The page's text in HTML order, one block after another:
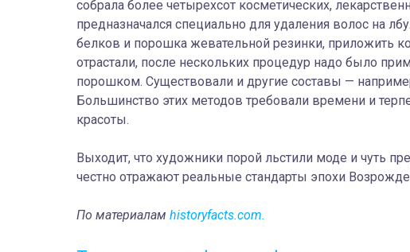
собрала более четырехсот косметических,
предназначался специально для удаления волос на
белков и порошка жевательной резинки, приложить
отрастали, после нескольких процедур надо было
порошком. Существовали и другие составы —
Большинство этих методов требовали времени и
красоты.
Выходит, что художники порой льстили моде и чуть
честно отражают реальные стандарты эпохи
По материалам historyfacts.com.